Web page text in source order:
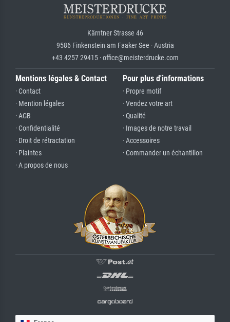
Kärntner Strasse 46
9586 Finkenstein am Faaker See · Austria
+43 4257 29415 · office@meisterdrucke.com
Mentions légales & Contact
· Contact
· Mention légales
· AGB
· Confidentialité
· Droit de rétractation
· Plaintes
· A propos de nous
Pour plus d'informations
· Propre motif
· Vendez votre art
· Qualité
· Images de notre travail
· Accessoires
· Commander un échantillon